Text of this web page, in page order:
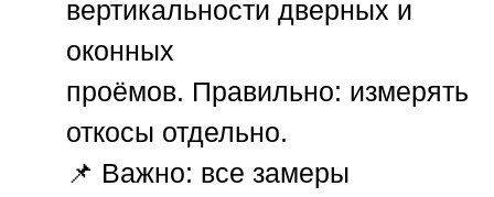
вертикальности дверных и
оконных
проёмов. Правильно: измерять
откосы отдельно.
📌 Важно: все замеры